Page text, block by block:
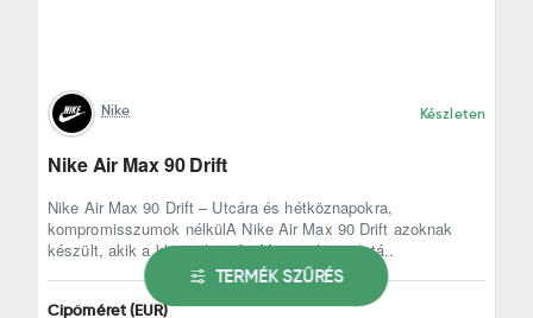
Nike Készleten
Nike Air Max 90 Drift
Nike Air Max 90 Drift – Utcára és hétköznapokra,
kompromisszumok nélkülA Nike Air Max 90 Drift azoknak
készült, akik a klasszikus Air Max 90 hangulatá..
Cipőméret (EUR)
TERMÉK SZŰRÉS